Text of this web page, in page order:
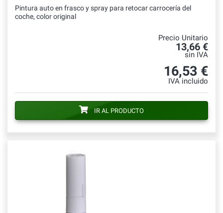
Pintura auto en frasco y spray para retocar carrocería del
coche, color original
Precio Unitario
13,66 €
sin IVA
16,53 €
IVA incluido
IR AL PRODUCTO